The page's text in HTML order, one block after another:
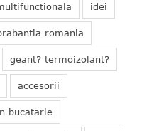
idei
romania
geant? termoizolant?
accesorii
bucatarie